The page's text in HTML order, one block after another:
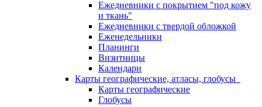
Ежедневники с покрытием "под кожу
и ткань"
Ежедневники с твердой обложкой
Еженедельники
Планинги
Визитницы
Календари
Карты географические, атласы, глобусы
Карты географические
Глобусы